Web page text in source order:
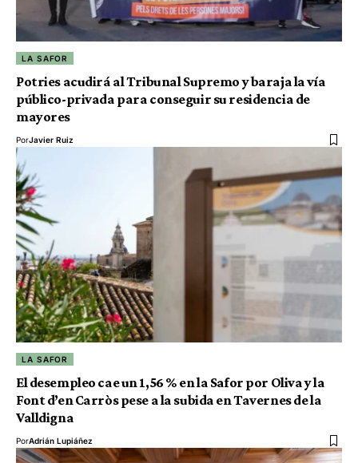
LA SAFOR
Potries acudirá al Tribunal Supremo y baraja la vía
público-privada para conseguir su residencia de
mayores
PorJavier Ruiz
LA SAFOR
El desempleo cae un 1,56 % en la Safor por Oliva y la
Font d’en Carròs pese a la subida en Tavernes de la
Valldigna
PorAdrián Lupiáñez